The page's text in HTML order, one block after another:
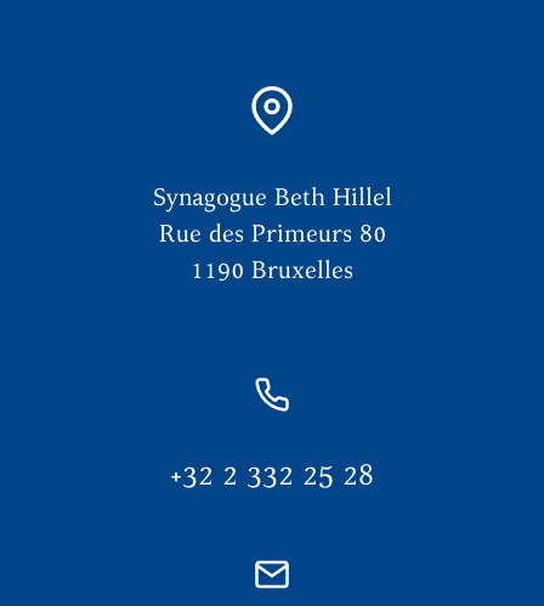
Synagogue Beth Hillel
Rue des Primeurs 80
1190 Bruxelles
+32 2 332 25 28